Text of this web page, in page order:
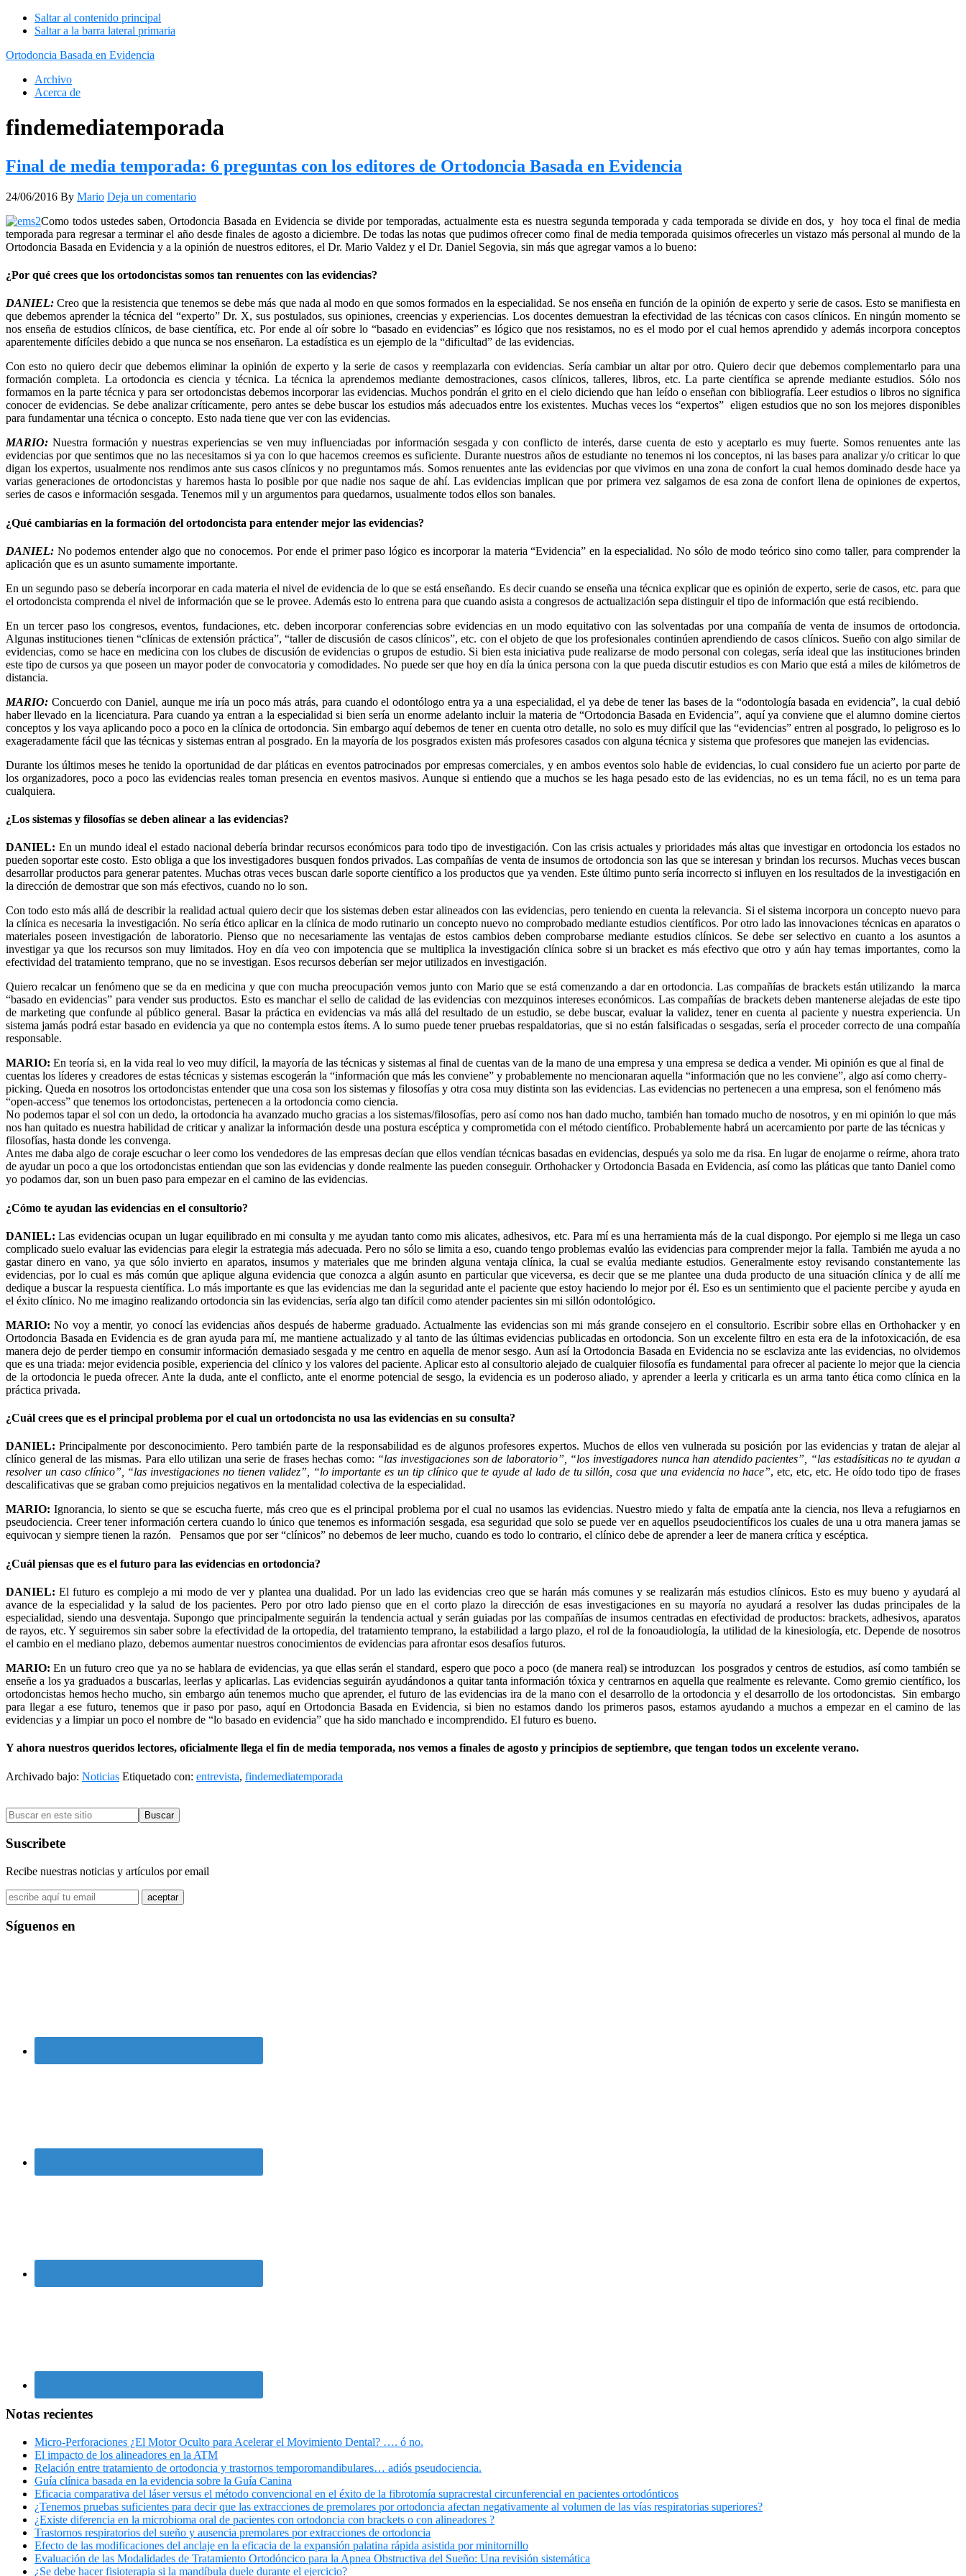
Saltar al contenido principal
Saltar a la barra lateral primaria
Ortodoncia Basada en Evidencia
Archivo
Acerca de
findemediatemporada
Final de media temporada: 6 preguntas con los editores de Ortodoncia Basada en Evidencia
24/06/2016 By Mario Deja un comentario
Como todos ustedes saben, Ortodoncia Basada en Evidencia se divide por temporadas, actualmente esta es nuestra segunda temporada y cada temporada se divide en dos, y hoy toca el final de media
temporada para regresar a terminar el año desde finales de agosto a diciembre. De todas las notas que pudimos ofrecer como final de media temporada quisimos ofrecerles un vistazo más personal al mundo de la
Ortodoncia Basada en Evidencia y a la opinión de nuestros editores, el Dr. Mario Valdez y el Dr. Daniel Segovia, sin más que agregar vamos a lo bueno:
¿Por qué crees que los ortodoncistas somos tan renuentes con las evidencias?
DANIEL:Creo que la resistencia que tenemos se debe más que nada al modo en que somos formados en la especialidad. Se nos enseña en función de la opinión de experto y serie de casos. Esto se manifiesta en
que debemos aprender la técnica del “experto” Dr. X, sus postulados, sus opiniones, creencias y experiencias. Los docentes demuestran la efectividad de las técnicas con casos clínicos. En ningún momento se
nos enseña de estudios clínicos, de base científica, etc. Por ende al oír sobre lo “basado en evidencias” es lógico que nos resistamos, no es el modo por el cual hemos aprendido y además incorpora conceptos
aparentemente difíciles debido a que nunca se nos enseñaron. La estadística es un ejemplo de la “dificultad” de las evidencias.
Con esto no quiero decir que debemos eliminar la opinión de experto y la serie de casos y reemplazarla con evidencias. Sería cambiar un altar por otro. Quiero decir que debemos complementarlo para una
formación completa. La ortodoncia es ciencia y técnica. La técnica la aprendemos mediante demostraciones, casos clínicos, talleres, libros, etc. La parte científica se aprende mediante estudios. Sólo nos
formamos en la parte técnica y para ser ortodoncistas debemos incorporar las evidencias. Muchos pondrán el grito en el cielo diciendo que han leído o enseñan con bibliografía. Leer estudios o libros no significa
conocer de evidencias. Se debe analizar críticamente, pero antes se debe buscar los estudios más adecuados entre los existentes. Muchas veces los “expertos” eligen estudios que no son los mejores disponibles
para fundamentar una técnica o concepto. Esto nada tiene que ver con las evidencias.
MARIO: Nuestra formación y nuestras experiencias se ven muy influenciadas por información sesgada y con conflicto de interés, darse cuenta de esto y aceptarlo es muy fuerte. Somos renuentes ante las
evidencias por que sentimos que no las necesitamos si ya con lo que hacemos creemos es suficiente. Durante nuestros años de estudiante no tenemos ni los conceptos, ni las bases para analizar y/o criticar lo que
digan los expertos, usualmente nos rendimos ante sus casos clínicos y no preguntamos más. Somos renuentes ante las evidencias por que vivimos en una zona de confort la cual hemos dominado desde hace ya
varias generaciones de ortodoncistas y haremos hasta lo posible por que nadie nos saque de ahí. Las evidencias implican que por primera vez salgamos de esa zona de confort llena de opiniones de expertos,
series de casos e información sesgada. Tenemos mil y un argumentos para quedarnos, usualmente todos ellos son banales.
¿Qué cambiarías en la formación del ortodoncista para entender mejor las evidencias?
DANIEL: No podemos entender algo que no conocemos. Por ende el primer paso lógico es incorporar la materia “Evidencia” en la especialidad. No sólo de modo teórico sino como taller, para comprender la
aplicación que es un asunto sumamente importante.
En un segundo paso se debería incorporar en cada materia el nivel de evidencia de lo que se está enseñando. Es decir cuando se enseña una técnica explicar que es opinión de experto, serie de casos, etc. para que
el ortodoncista comprenda el nivel de información que se le provee. Además esto lo entrena para que cuando asista a congresos de actualización sepa distinguir el tipo de información que está recibiendo.
En un tercer paso los congresos, eventos, fundaciones, etc. deben incorporar conferencias sobre evidencias en un modo equitativo con las solventadas por una compañía de venta de insumos de ortodoncia.
Algunas instituciones tienen “clínicas de extensión práctica”, “taller de discusión de casos clínicos”, etc. con el objeto de que los profesionales continúen aprendiendo de casos clínicos. Sueño con algo similar de
evidencias, como se hace en medicina con los clubes de discusión de evidencias o grupos de estudio. Si bien esta iniciativa pude realizarse de modo personal con colegas, sería ideal que las instituciones brinden
este tipo de cursos ya que poseen un mayor poder de convocatoria y comodidades. No puede ser que hoy en día la única persona con la que pueda discutir estudios es con Mario que está a miles de kilómetros de
distancia.
MARIO: Concuerdo con Daniel, aunque me iría un poco más atrás, para cuando el odontólogo entra ya a una especialidad, el ya debe de tener las bases de la “odontología basada en evidencia”, la cual debió
haber llevado en la licenciatura. Para cuando ya entran a la especialidad si bien sería un enorme adelanto incluir la materia de “Ortodoncia Basada en Evidencia”, aquí ya conviene que el alumno domine ciertos
conceptos y los vaya aplicando poco a poco en la clínica de ortodoncia. Sin embargo aquí debemos de tener en cuenta otro detalle, no solo es muy difícil que las “evidencias” entren al posgrado, lo peligroso es lo
exageradamente fácil que las técnicas y sistemas entran al posgrado. En la mayoría de los posgrados existen más profesores casados con alguna técnica y sistema que profesores que manejen las evidencias.
Durante los últimos meses he tenido la oportunidad de dar pláticas en eventos patrocinados por empresas comerciales, y en ambos eventos solo hable de evidencias, lo cual considero fue un acierto por parte de
los organizadores, poco a poco las evidencias reales toman presencia en eventos masivos. Aunque si entiendo que a muchos se les haga pesado esto de las evidencias, no es un tema fácil, no es un tema para
cualquiera.
¿Los sistemas y filosofías se deben alinear a las evidencias?
DANIEL: En un mundo ideal el estado nacional debería brindar recursos económicos para todo tipo de investigación. Con las crisis actuales y prioridades más altas que investigar en ortodoncia los estados no
pueden soportar este costo. Esto obliga a que los investigadores busquen fondos privados. Las compañías de venta de insumos de ortodoncia son las que se interesan y brindan los recursos. Muchas veces buscan
desarrollar productos para generar patentes. Muchas otras veces buscan darle soporte científico a los productos que ya venden. Este último punto sería incorrecto si influyen en los resultados de la investigación en
la dirección de demostrar que son más efectivos, cuando no lo son.
Con todo esto más allá de describir la realidad actual quiero decir que los sistemas deben estar alineados con las evidencias, pero teniendo en cuenta la relevancia. Si el sistema incorpora un concepto nuevo para
la clínica es necesaria la investigación. No sería ético aplicar en la clínica de modo rutinario un concepto nuevo no comprobado mediante estudios científicos. Por otro lado las innovaciones técnicas en aparatos o
materiales poseen investigación de laboratorio. Pienso que no necesariamente las ventajas de estos cambios deben comprobarse mediante estudios clínicos. Se debe ser selectivo en cuanto a los asuntos a
investigar ya que los recursos son muy limitados. Hoy en día veo con impotencia que se multiplica la investigación clínica sobre si un bracket es más efectivo que otro y aún hay temas importantes, como la
efectividad del tratamiento temprano, que no se investigan. Esos recursos deberían ser mejor utilizados en investigación.
Quiero recalcar un fenómeno que se da en medicina y que con mucha preocupación vemos junto con Mario que se está comenzando a dar en ortodoncia. Las compañías de brackets están utilizando la marca
“basado en evidencias” para vender sus productos. Esto es manchar el sello de calidad de las evidencias con mezquinos intereses económicos. Las compañías de brackets deben mantenerse alejadas de este tipo
de marketing que confunde al público general. Basar la práctica en evidencias va más allá del resultado de un estudio, se debe buscar, evaluar la validez, tener en cuenta al paciente y nuestra experiencia. Un
sistema jamás podrá estar basado en evidencia ya que no contempla estos ítems. A lo sumo puede tener pruebas respaldatorias, que si no están falsificadas o sesgadas, sería el proceder correcto de una compañía
responsable.
MARIO: En teoría si, en la vida real lo veo muy difícil, la mayoría de las técnicas y sistemas al final de cuentas van de la mano de una empresa y una empresa se dedica a vender. Mi opinión es que al final de
cuentas los líderes y creadores de estas técnicas y sistemas escogerán la “información que más les conviene” y probablemente no mencionaran aquella “información que no les conviene”, algo así como cherry-
picking. Queda en nosotros los ortodoncistas entender que una cosa son los sistemas y filosofías y otra cosa muy distinta son las evidencias. Las evidencias no pertenecen a una empresa, son el fenómeno más
“open-access” que tenemos los ortodoncistas, pertenecen a la ortodoncia como ciencia.
No podemos tapar el sol con un dedo, la ortodoncia ha avanzado mucho gracias a los sistemas/filosofías, pero así como nos han dado mucho, también han tomado mucho de nosotros, y en mi opinión lo que más
nos han quitado es nuestra habilidad de criticar y analizar la información desde una postura escéptica y comprometida con el método científico. Probablemente habrá un acercamiento por parte de las técnicas y
filosofías, hasta donde les convenga.
Antes me daba algo de coraje escuchar o leer como los vendedores de las empresas decían que ellos vendían técnicas basadas en evidencias, después ya solo me da risa. En lugar de enojarme o reírme, ahora trato
de ayudar un poco a que los ortodoncistas entiendan que son las evidencias y donde realmente las pueden conseguir. Orthohacker y Ortodoncia Basada en Evidencia, así como las pláticas que tanto Daniel como
yo podamos dar, son un buen paso para empezar en el camino de las evidencias.
¿Cómo te ayudan las evidencias en el consultorio?
DANIEL:Las evidencias ocupan un lugar equilibrado en mi consulta y me ayudan tanto como mis alicates, adhesivos, etc. Para mí es una herramienta más de la cual dispongo. Por ejemplo si me llega un caso
complicado suelo evaluar las evidencias para elegir la estrategia más adecuada. Pero no sólo se limita a eso, cuando tengo problemas evalúo las evidencias para comprender mejor la falla. También me ayuda a no
gastar dinero en vano, ya que sólo invierto en aparatos, insumos y materiales que me brinden alguna ventaja clínica, la cual se evalúa mediante estudios. Generalmente estoy revisando constantemente las
evidencias, por lo cual es más común que aplique alguna evidencia que conozca a algún asunto en particular que viceversa, es decir que se me plantee una duda producto de una situación clínica y de allí me
dedique a buscar la respuesta científica. Lo más importante es que las evidencias me dan la seguridad ante el paciente que estoy haciendo lo mejor por él. Eso es un sentimiento que el paciente percibe y ayuda en
el éxito clínico. No me imagino realizando ortodoncia sin las evidencias, sería algo tan difícil como atender pacientes sin mi sillón odontológico.
MARIO: No voy a mentir, yo conocí las evidencias años después de haberme graduado. Actualmente las evidencias son mi más grande consejero en el consultorio. Escribir sobre ellas en Orthohacker y en
Ortodoncia Basada en Evidencia es de gran ayuda para mí, me mantiene actualizado y al tanto de las últimas evidencias publicadas en ortodoncia. Son un excelente filtro en esta era de la infotoxicación, de esa
manera dejo de perder tiempo en consumir información demasiado sesgada y me centro en aquella de menor sesgo. Aun así la Ortodoncia Basada en Evidencia no se esclaviza ante las evidencias, no olvidemos
que es una triada: mejor evidencia posible, experiencia del clínico y los valores del paciente. Aplicar esto al consultorio alejado de cualquier filosofía es fundamental para ofrecer al paciente lo mejor que la ciencia
de la ortodoncia le pueda ofrecer. Ante la duda, ante el conflicto, ante el enorme potencial de sesgo, la evidencia es un poderoso aliado, y aprender a leerla y criticarla es un arma tanto ética como clínica en la
práctica privada.
¿Cuál crees que es el principal problema por el cual un ortodoncista no usa las evidencias en su consulta?
DANIEL: Principalmente por desconocimiento. Pero también parte de la responsabilidad es de algunos profesores expertos. Muchos de ellos ven vulnerada su posición por las evidencias y tratan de alejar al
clínico general de las mismas. Para ello utilizan una serie de frases hechas como: “las investigaciones son de laboratorio”, “los investigadores nunca han atendido pacientes”, “las estadísiticas no te ayudan a
resolver un caso clínico”, “las investigaciones no tienen validez”, “lo importante es un tip clínico que te ayude al lado de tu sillón, cosa que una evidencia no hace”, etc, etc, etc. He oído todo tipo de frases
descalificativas que se graban como prejuicios negativos en la mentalidad colectiva de la especialidad.
MARIO: Ignorancia, lo siento se que se escucha fuerte, más creo que es el principal problema por el cual no usamos las evidencias. Nuestro miedo y falta de empatía ante la ciencia, nos lleva a refugiarnos en
pseudociencia. Creer tener información certera cuando lo único que tenemos es información sesgada, esa seguridad que solo se puede ver en aquellos pseudocientíficos los cuales de una u otra manera jamas se
equivocan y siempre tienen la razón. Pensamos que por ser “clínicos” no debemos de leer mucho, cuando es todo lo contrario, el clínico debe de aprender a leer de manera crítica y escéptica.
¿Cuál piensas que es el futuro para las evidencias en ortodoncia?
DANIEL: El futuro es complejo a mi modo de ver y plantea una dualidad. Por un lado las evidencias creo que se harán más comunes y se realizarán más estudios clínicos. Esto es muy bueno y ayudará al
avance de la especialidad y la salud de los pacientes. Pero por otro lado pienso que en el corto plazo la dirección de esas investigaciones en su mayoría no ayudará a resolver las dudas principales de la
especialidad, siendo una desventaja. Supongo que principalmente seguirán la tendencia actual y serán guiadas por las compañías de insumos centradas en efectividad de productos: brackets, adhesivos, aparatos
de rayos, etc. Y seguiremos sin saber sobre la efectividad de la ortopedia, del tratamiento temprano, la estabilidad a largo plazo, el rol de la fonoaudiología, la utilidad de la kinesiología, etc. Depende de nosotros
el cambio en el mediano plazo, debemos aumentar nuestros conocimientos de evidencias para afrontar esos desafíos futuros.
MARIO: En un futuro creo que ya no se hablara de evidencias, ya que ellas serán el standard, espero que poco a poco (de manera real) se introduzcan los posgrados y centros de estudios, así como también se
enseñe a los ya graduados a buscarlas, leerlas y aplicarlas. Las evidencias seguirán ayudándonos a quitar tanta información tóxica y centrarnos en aquella que realmente es relevante. Como gremio científico, los
ortodoncistas hemos hecho mucho, sin embargo aún tenemos mucho que aprender, el futuro de las evidencias ira de la mano con el desarrollo de la ortodoncia y el desarrollo de los ortodoncistas. Sin embargo
para llegar a ese futuro, tenemos que ir paso por paso, aquí en Ortodoncia Basada en Evidencia, si bien no estamos dando los primeros pasos, estamos ayudando a muchos a empezar en el camino de las
evidencias y a limpiar un poco el nombre de “lo basado en evidencia” que ha sido manchado e incomprendido. El futuro es bueno.
Y ahora nuestros queridos lectores, oficialmente llega el fin de media temporada, nos vemos a finales de agosto y principios de septiembre, que tengan todos un excelente verano.
Archivado bajo: Noticias Etiquetado con: entrevista, findemediatemporada
Barra
lateral
primaria
Buscar
en
este
sitio
Suscribete
Recibe nuestras noticias y artículos por email
Síguenos en
Notas recientes
Micro-Perforaciones ¿El Motor Oculto para Acelerar el Movimiento Dental? …. ó no.
El impacto de los alineadores en la ATM
Relación entre tratamiento de ortodoncia y trastornos temporomandibulares… adiós pseudociencia.
Guía clínica basada en la evidencia sobre la Guía Canina
Eficacia comparativa del láser versus el método convencional en el éxito de la fibrotomía supracrestal circunferencial en pacientes ortodónticos
¿Tenemos pruebas suficientes para decir que las extracciones de premolares por ortodoncia afectan negativamente al volumen de las vías respiratorias superiores?
¿Existe diferencia en la microbioma oral de pacientes con ortodoncia con brackets o con alineadores ?
Trastornos respiratorios del sueño y ausencia premolares por extracciones de ortodoncia
Efecto de las modificaciones del anclaje en la eficacia de la expansión palatina rápida asistida por minitornillo
Evaluación de las Modalidades de Tratamiento Ortodóncico para la Apnea Obstructiva del Sueño: Una revisión sistemática
¿Se debe hacer fisioterapia si la mandíbula duele durante el ejercicio?